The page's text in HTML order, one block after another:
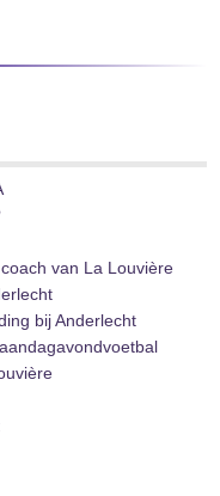
van La Louvière
bij Anderlecht